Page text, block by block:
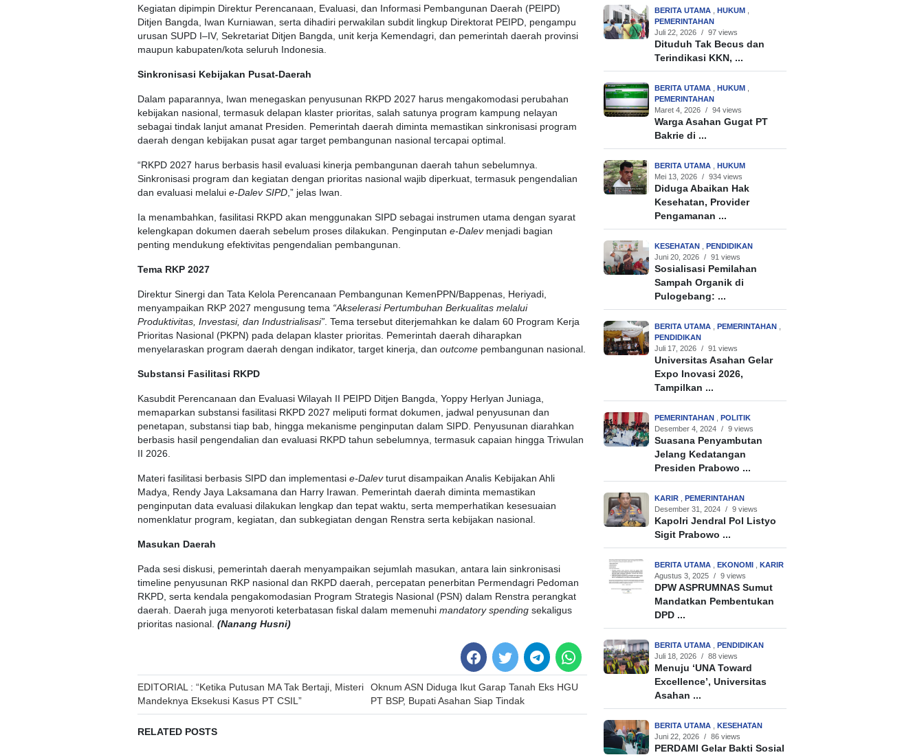
Kegiatan dipimpin Direktur Perencanaan, Evaluasi, dan Informasi Pembangunan Daerah (PEIPD)
Ditjen Bangda, Iwan Kurniawan, serta dihadiri perwakilan subdit lingkup Direktorat PEIPD, pengampu
urusan SUPD I–IV, Sekretariat Ditjen Bangda, unit kerja Kemendagri, dan pemerintah daerah provinsi
maupun kabupaten/kota seluruh Indonesia.
Sinkronisasi Kebijakan Pusat-Daerah
Dalam paparannya, Iwan menegaskan penyusunan RKPD 2027 harus mengakomodasi perubahan
kebijakan nasional, termasuk delapan klaster prioritas, salah satunya program kampung nelayan
sebagai tindak lanjut amanat Presiden. Pemerintah daerah diminta memastikan sinkronisasi program
daerah dengan kebijakan pusat agar target pembangunan nasional tercapai optimal.
“RKPD 2027 harus berbasis hasil evaluasi kinerja pembangunan daerah tahun sebelumnya.
Sinkronisasi program dan kegiatan dengan prioritas nasional wajib diperkuat, termasuk pengendalian
dan evaluasi melalui e-Dalev SIPD,” jelas Iwan.
Ia menambahkan, fasilitasi RKPD akan menggunakan SIPD sebagai instrumen utama dengan syarat
kelengkapan dokumen daerah sebelum proses dilakukan. Penginputan e-Dalevmenjadi bagian
penting mendukung efektivitas pengendalian pembangunan.
Tema RKP 2027
Direktur Sinergi dan Tata Kelola Perencanaan Pembangunan KemenPPN/Bappenas, Heriyadi,
menyampaikan RKP 2027 mengusung tema “Akselerasi Pertumbuhan Berkualitas melalui
Produktivitas, Investasi, dan Industrialisasi”. Tema tersebut diterjemahkan ke dalam 60 Program Kerja
Prioritas Nasional (PKPN) pada delapan klaster prioritas. Pemerintah daerah diharapkan
menyelaraskan program daerah dengan indikator, target kinerja, dan outcome pembangunan nasional.
Substansi Fasilitasi RKPD
Kasubdit Perencanaan dan Evaluasi Wilayah II PEIPD Ditjen Bangda, Yoppy Herlyan Juniaga,
memaparkan substansi fasilitasi RKPD 2027 meliputi format dokumen, jadwal penyusunan dan
penetapan, substansi tiap bab, hingga mekanisme penginputan dalam SIPD. Penyusunan diarahkan
berbasis hasil pengendalian dan evaluasi RKPD tahun sebelumnya, termasuk capaian hingga Triwulan
II 2026.
Materi fasilitasi berbasis SIPD dan implementasi e-Dalevturut disampaikan Analis Kebijakan Ahli
Madya, Rendy Jaya Laksamana dan Harry Irawan. Pemerintah daerah diminta memastikan
penginputan data evaluasi dilakukan lengkap dan tepat waktu, serta memperhatikan kesesuaian
nomenklatur program, kegiatan, dan subkegiatan dengan Renstra serta kebijakan nasional.
Masukan Daerah
Pada sesi diskusi, pemerintah daerah menyampaikan sejumlah masukan, antara lain sinkronisasi
timeline penyusunan RKP nasional dan RKPD daerah, percepatan penerbitan Permendagri Pedoman
RKPD, serta kendala pengakomodasian Program Strategis Nasional (PSN) dalam Renstra perangkat
daerah. Daerah juga menyoroti keterbatasan fiskal dalam memenuhi mandatory spending sekaligus
prioritas nasional. (Nanang Husni)
Post
navigation
EDITORIAL : “Ketika Putusan MA Tak Bertaji, Misteri
Mandeknya Eksekusi Kasus PT CSIL”
Oknum ASN Diduga Ikut Garap Tanah Eks HGU
PT BSP, Bupati Asahan Siap Tindak
RELATED POSTS
BERITA UTAMA , HUKUM ,
PEMERINTAHAN
Juli 22, 2026
/ 97 views
Dituduh Tak Becus dan
Terindikasi KKN, ...
BERITA UTAMA , HUKUM ,
PEMERINTAHAN
Maret 4, 2026
/ 94 views
Warga Asahan Gugat PT
Bakrie di ...
BERITA UTAMA , HUKUM
Mei 13, 2026
/ 934 views
Diduga Abaikan Hak
Kesehatan, Provider
Pengamanan ...
KESEHATAN , PENDIDIKAN
Juni 20, 2026
/ 91 views
Sosialisasi Pemilahan
Sampah Organik di
Pulogebang: ...
BERITA UTAMA , PEMERINTAHAN ,
PENDIDIKAN
Juli 17, 2026
/ 91 views
Universitas Asahan Gelar
Expo Inovasi 2026,
Tampilkan ...
PEMERINTAHAN , POLITIK
Desember 4, 2024
/ 9 views
Suasana Penyambutan
Jelang Kedatangan
Presiden Prabowo ...
KARIR , PEMERINTAHAN
Desember 31, 2024
/ 9 views
Kapolri Jendral Pol Listyo
Sigit Prabowo ...
BERITA UTAMA , EKONOMI , KARIR
Agustus 3, 2025
/ 9 views
DPW ASPRUMNAS Sumut
Mandatkan Pembentukan
DPD ...
BERITA UTAMA , PENDIDIKAN
Juli 18, 2026
/ 88 views
Menuju ‘UNA Toward
Excellence’, Universitas
Asahan ...
BERITA UTAMA , KESEHATAN
Juni 22, 2026
/ 86 views
PERDAMI Gelar Bakti Sosial